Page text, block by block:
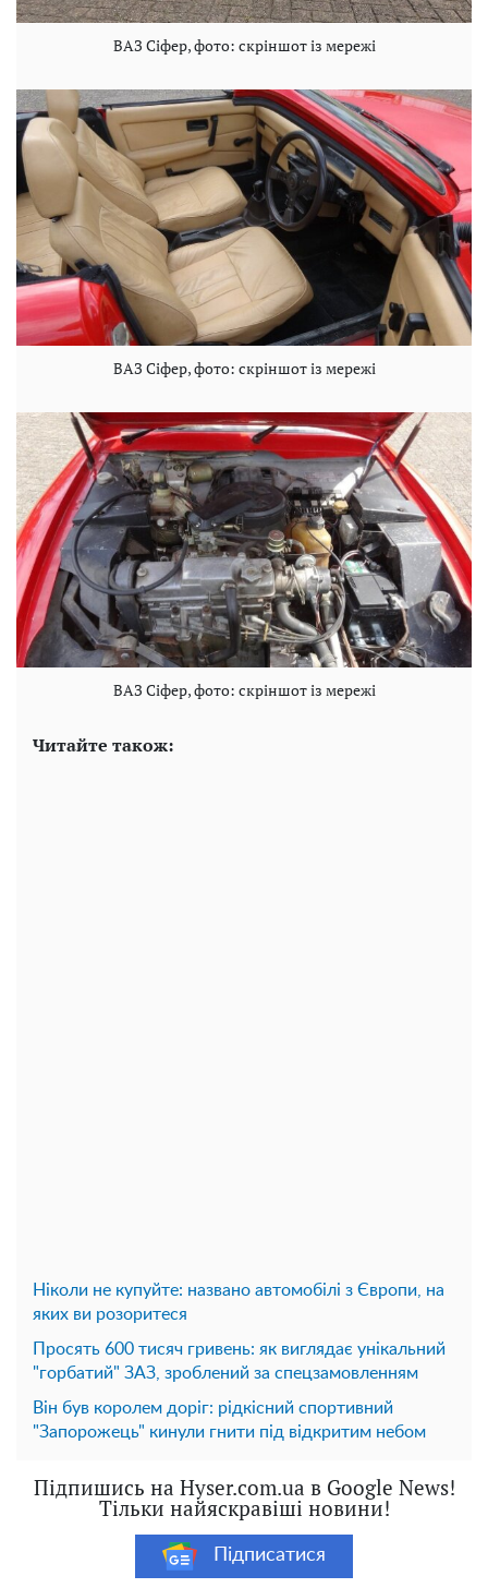
ВАЗ Сіфер, фото: скріншот із мережі
ВАЗ Сіфер, фото: скріншот із мережі
ВАЗ Сіфер, фото: скріншот із мережі
Читайте також:
Ніколи не купуйте: названо автомобілі з Європи, на
яких ви розоритеся
Просять 600 тисяч гривень: як виглядає унікальний
"горбатий" ЗАЗ, зроблений за спецзамовленням
Він був королем доріг: рідкісний спортивний
"Запорожець" кинули гнити під відкритим небом
Підпишись на Hyser.com.ua в Google News!
Тільки найяскравіші новини!
Підписатися